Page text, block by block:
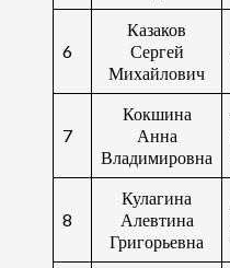
6
Казаков
Сергей
Михайлович
7
Кокшина
Анна
Владимировна
8
Кулагина
Алевтина
Григорьевна